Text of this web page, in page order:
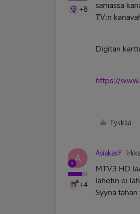
+8
samassa
TV:n
Digitan
https://
Tykkää
A
+4
AsiakasY
MTV3 HD
lähetin ei
Syynä